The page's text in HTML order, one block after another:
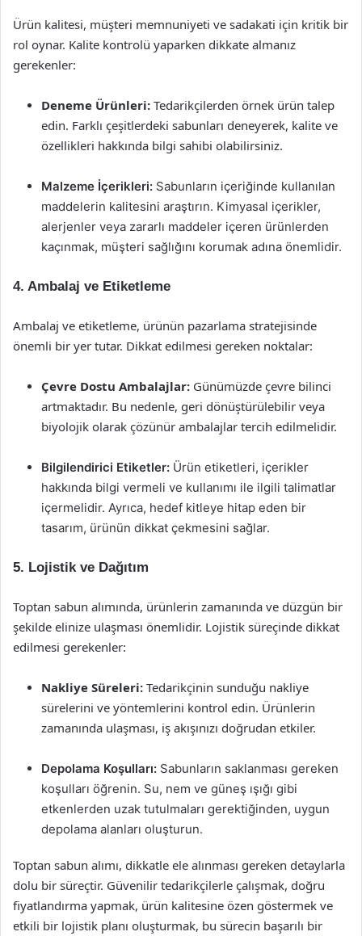
Ürün kalitesi, müşteri memnuniyeti ve sadakati için kritik bir
rol oynar. Kalite kontrolü yaparken dikkate almanız
gerekenler:
Deneme Ürünleri: Tedarikçilerden örnek ürün talep
edin. Farklı çeşitlerdeki sabunları deneyerek, kalite ve
özellikleri hakkında bilgi sahibi olabilirsiniz.
Malzeme İçerikleri: Sabunların içeriğinde kullanılan
maddelerin kalitesini araştırın. Kimyasal içerikler,
alerjenler veya zararlı maddeler içeren ürünlerden
kaçınmak, müşteri sağlığını korumak adına önemlidir.
4. Ambalaj ve Etiketleme
Ambalaj ve etiketleme, ürünün pazarlama stratejisinde
önemli bir yer tutar. Dikkat edilmesi gereken noktalar:
Çevre Dostu Ambalajlar: Günümüzde çevre bilinci
artmaktadır. Bu nedenle, geri dönüştürülebilir veya
biyolojik olarak çözünür ambalajlar tercih edilmelidir.
Bilgilendirici Etiketler: Ürün etiketleri, içerikler
hakkında bilgi vermeli ve kullanımı ile ilgili talimatlar
içermelidir. Ayrıca, hedef kitleye hitap eden bir
tasarım, ürünün dikkat çekmesini sağlar.
5. Lojistik ve Dağıtım
Toptan sabun alımında, ürünlerin zamanında ve düzgün bir
şekilde elinize ulaşması önemlidir. Lojistik süreçinde dikkat
edilmesi gerekenler:
Nakliye Süreleri: Tedarikçinin sunduğu nakliye
sürelerini ve yöntemlerini kontrol edin. Ürünlerin
zamanında ulaşması, iş akışınızı doğrudan etkiler.
Depolama Koşulları: Sabunların saklanması gereken
koşulları öğrenin. Su, nem ve güneş ışığı gibi
etkenlerden uzak tutulmaları gerektiğinden, uygun
depolama alanları oluşturun.
Toptan sabun alımı, dikkatle ele alınması gereken detaylarla
dolu bir süreçtir. Güvenilir tedarikçilerle çalışmak, doğru
fiyatlandırma yapmak, ürün kalitesine özen göstermek ve
etkili bir lojistik planı oluşturmak, bu sürecin başarılı bir